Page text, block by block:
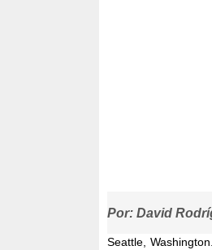
Por: David
Seattle,